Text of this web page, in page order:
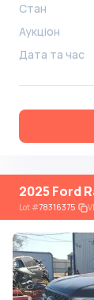
Стан
Аукціон
Дата та час
2025 Ford
Lot#78316375